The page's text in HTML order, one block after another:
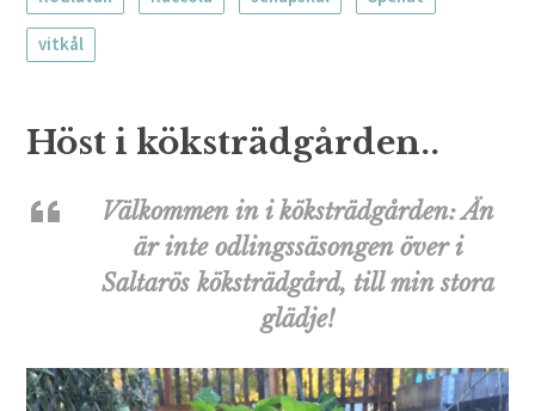
vitkål
Höst i köksträdgården..
Välkommen in i köksträdgården: Än
är inte odlingssäsongen över i
Saltarös köksträdgård, till min stora
glädje!